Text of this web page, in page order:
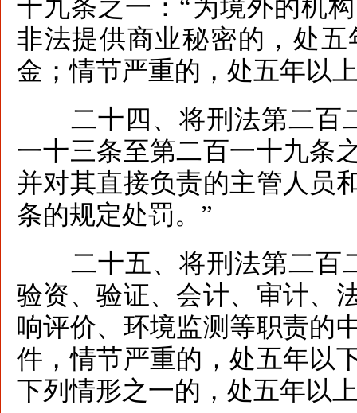
十九条之一：“为境外的机
非法提供商业秘密的，处
金；情节严重的，处五年以
二十四、将刑法第二百
一十三条至第二百一十九条
并对其直接负责的主管人员
条的规定处罚。”
二十五、将刑法第二百
验资、验证、会计、审计、
响评价、环境监测等职责的
件，情节严重的，处五年以
下列情形之一的，处五年以